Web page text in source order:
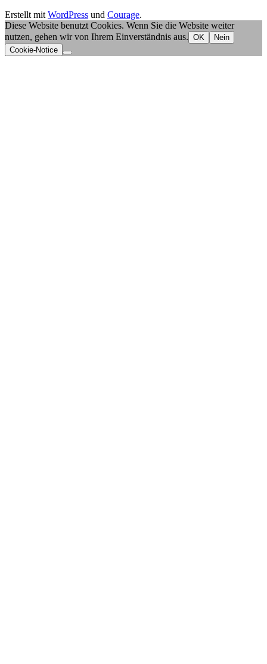
Erstellt mit WordPress und Courage.
Diese Website benutzt Cookies. Wenn Sie die Website weiter
nutzen, gehen wir von Ihrem Einverständnis aus. OK
Nein
Cookie-Notice